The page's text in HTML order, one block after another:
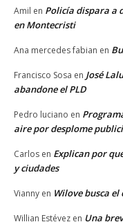
Amil en Policía dispara a
en Montecristi
Ana mercedes fabian en
Francisco Sosa en José
abandone el PLD
Pedro luciano en
aire por desplome
Carlos en Explican por
y ciudades
Vianny en Wilove busca el
Willian Estévez en Una